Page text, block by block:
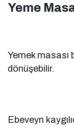
Yeme
Yemek masası
dönüşebilir.
Ebeveyn